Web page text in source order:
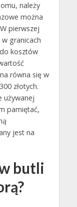
należy
można
pierwszej
granicach
kosztów
równa się w
złotych.
używanej
pamiętać,
jest na
butli